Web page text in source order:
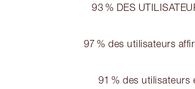
93 % DES
97 % des utilisateurs
91 % des utilisateurs